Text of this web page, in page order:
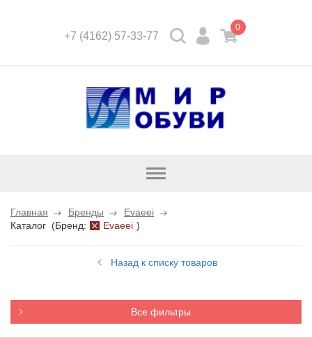
+7 (4162) 57-33-77
0
Открыть
Главная Бренды
Evaeei
Каталог (Бренд: Evaeei )
Назад к списку товаров
Все фильтры